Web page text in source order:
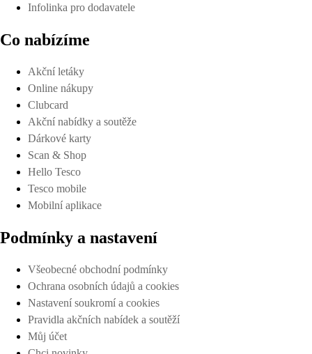
Infolinka pro dodavatele
Co nabízíme
Akční letáky
Online nákupy
Clubcard
Akční nabídky a soutěže
Dárkové karty
Scan & Shop
Hello Tesco
Tesco mobile
Mobilní aplikace
Podmínky a nastavení
Všeobecné obchodní podmínky
Ochrana osobních údajů a cookies
Nastavení soukromí a cookies
Pravidla akčních nabídek a soutěží
Můj účet